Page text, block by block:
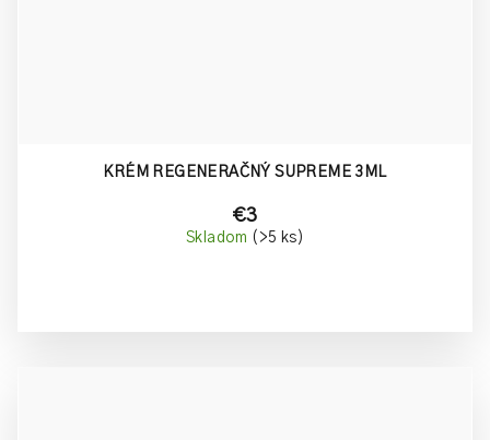
KRÉM REGENERAČNÝ SUPREME 3ML
€3
Skladom (>5 ks)